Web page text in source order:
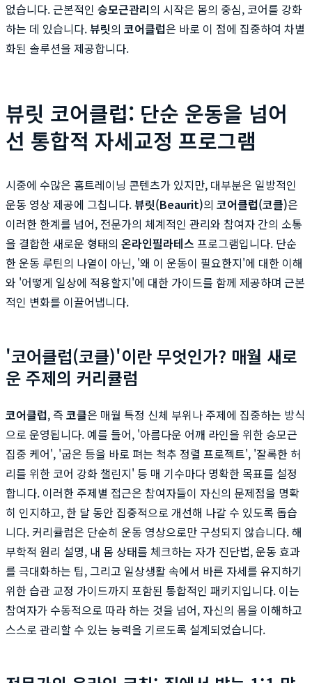
없습니다. 근본적인 승모근관리의 시작은 몸의 중심, 코어를 강화
하는 데 있습니다.뷰릿의 코어클럽은 바로 이 점에 집중하여 차별
화된 솔루션을 제공합니다.
뷰릿 코어클럽: 단순 운동을 넘어
선 통합적 자세교정 프로그램
시중에 수많은 홈트레이닝 콘텐츠가 있지만, 대부분은 일방적인
운동 영상 제공에 그칩니다.뷰릿(Beaurit)의 코어클럽(코클)은
이러한 한계를 넘어, 전문가의 체계적인 관리와 참여자 간의 소통
을 결합한 새로운 형태의 온라인필라테스 프로그램입니다. 단순
한 운동 루틴의 나열이 아닌, '왜 이 운동이 필요한지'에 대한 이해
와 '어떻게 일상에 적용할지'에 대한 가이드를 함께 제공하며 근본
적인 변화를 이끌어냅니다.
'코어클럽(코클)'이란 무엇인가? 매월 새로
운 주제의 커리큘럼
코어클럽, 즉 코클은 매월 특정 신체 부위나 주제에 집중하는 방식
으로 운영됩니다. 예를 들어, '아름다운 어깨 라인을 위한 승모근
집중 케어', '굽은 등을 바로 펴는 척추 정렬 프로젝트', '잘록한 허
리를 위한 코어 강화 챌린지' 등 매 기수마다 명확한 목표를 설정
합니다. 이러한 주제별 접근은 참여자들이 자신의 문제점을 명확
히 인지하고, 한 달 동안 집중적으로 개선해 나갈 수 있도록 돕습
니다. 커리큘럼은 단순히 운동 영상으로만 구성되지 않습니다. 해
부학적 원리 설명, 내 몸 상태를 체크하는 자가 진단법, 운동 효과
를 극대화하는 팁, 그리고 일상생활 속에서 바른 자세를 유지하기
위한 습관 교정 가이드까지 포함된 통합적인 패키지입니다. 이는
참여자가 수동적으로 따라 하는 것을 넘어, 자신의 몸을 이해하고
스스로 관리할 수 있는 능력을 기르도록 설계되었습니다.